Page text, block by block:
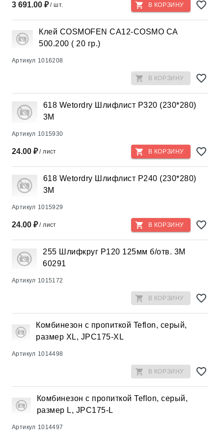
3 691.00 ₽/ шт. В КОРЗИНУ
Клей COSMOFEN CA12-COSMO CA
500.200 ( 20 гр.)
Артикул 1016208
В КОРЗИНУ
618 Wetordry Шлифлист Р320 (230*280)
3М
Артикул 1015930
24.00 ₽/ лист В КОРЗИНУ
618 Wetordry Шлифлист Р240 (230*280)
3М
Артикул 1015929
24.00 ₽/ лист В КОРЗИНУ
255 Шлифкруг Р120 125мм б/отв. 3М
60291
Артикул 1015172
В КОРЗИНУ
Комбинезон с пропиткой Teflon, серый,
размер XL, JPC175-XL
Артикул 1014498
В КОРЗИНУ
Комбинезон с пропиткой Teflon, серый,
размер L, JPC175-L
Артикул 1014497